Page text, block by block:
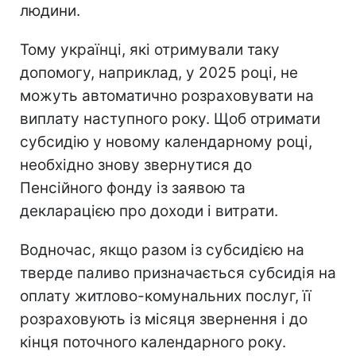
людини.
Тому українці, які отримували таку
допомогу, наприклад, у 2025 році, не
можуть автоматично розраховувати на
виплату наступного року. Щоб отримати
субсидію у новому календарному році,
необхідно знову звернутися до
Пенсійного фонду із заявою та
декларацією про доходи і витрати.
Водночас, якщо разом із субсидією на
тверде паливо призначається субсидія на
оплату житлово-комунальних послуг, її
розраховують із місяця звернення і до
кінця поточного календарного року.